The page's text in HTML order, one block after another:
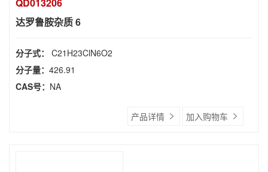
达罗鲁胺杂质 6
分子式： C21H23ClN6O2
分子量： 426.91
CAS号： NA
产品详情 加入购物车